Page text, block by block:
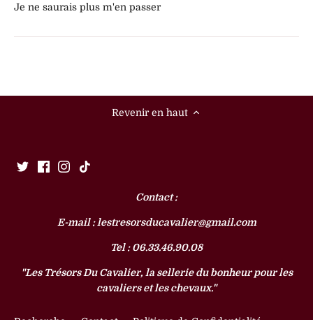
Je ne saurais plus m'en passer
Revenir en haut
Contact :
E-mail : lestresorsducavalier@gmail.com
Tel : 06.33.46.90.08
"Les Trésors Du Cavalier, la sellerie du bonheur pour les
cavaliers et les chevaux."